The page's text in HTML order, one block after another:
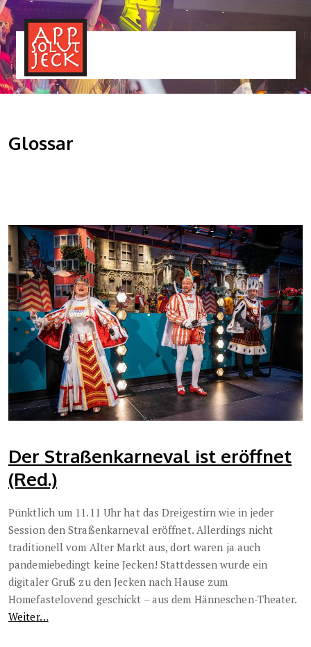
Glossar
Der Straßenkarneval ist eröffnet
(Red.)
Pünktlich um 11.11 Uhr hat das Dreigestirn wie in jeder
Session den Straßenkarneval eröffnet. Allerdings nicht
traditionell vom Alter Markt aus, dort waren ja auch
pandemiebedingt keine Jecken! Stattdessen wurde ein
digitaler Gruß zu den Jecken nach Hause zum
Homefastelovend geschickt – aus dem Hänneschen-Theater.
Weiter…